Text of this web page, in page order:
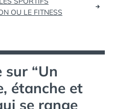
OU LE FITNESS
sur “Un
étanche et
se range